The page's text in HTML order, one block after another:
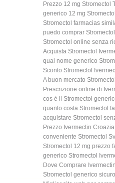
Prezzo 12 mg Stromectol
generico 12 mg
Stromectol farmacias
puedo comprar
Stromectol online senza
Acquista Stromectol
qual nome generico
Sconto Stromectol
A buon mercato
Prescrizione online di
cos è il Stromectol
quanto costa Stromectol
acquistare Stromectol
Prezzo Ivermectin Croazia
conveniente Stromectol
Stromectol 12 mg prezzo
generico Stromectol
Dove Comprare
Stromectol generico sicuro